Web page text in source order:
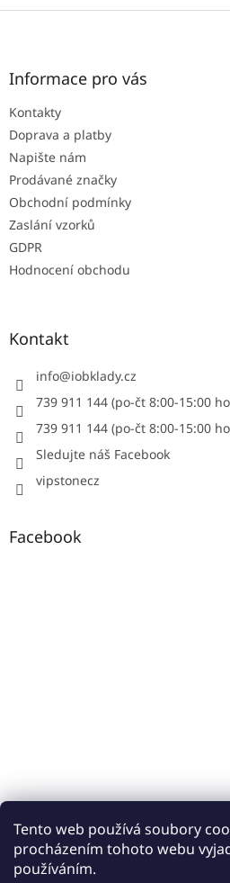
Tento web používá soubory
procházením tohoto webu
používáním.
Z
Informace pro vás
Kontakty
Doprava a platby
Napište nám
Prodávané značky
Obchodní podmínky
Zaslání vzorků
GDPR
Hodnocení obchodu
Kontakt
info@iobklady.cz
739 911 144 (po-čt 8:00-15:00
739 911 144 (po-čt 8:00-15:00
Sledujte náš Facebook
vipstonecz
Facebook